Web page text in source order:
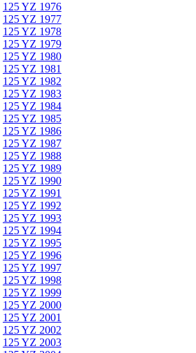
125 YZ 1976
125 YZ 1977
125 YZ 1978
125 YZ 1979
125 YZ 1980
125 YZ 1981
125 YZ 1982
125 YZ 1983
125 YZ 1984
125 YZ 1985
125 YZ 1986
125 YZ 1987
125 YZ 1988
125 YZ 1989
125 YZ 1990
125 YZ 1991
125 YZ 1992
125 YZ 1993
125 YZ 1994
125 YZ 1995
125 YZ 1996
125 YZ 1997
125 YZ 1998
125 YZ 1999
125 YZ 2000
125 YZ 2001
125 YZ 2002
125 YZ 2003